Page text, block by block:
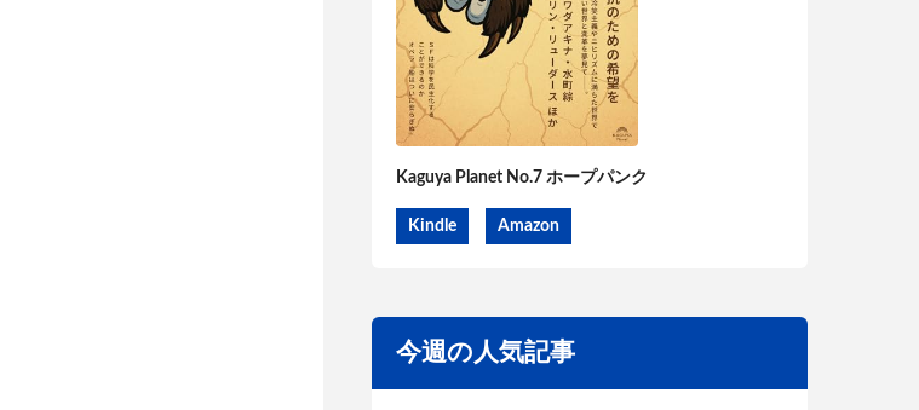
Kaguya Planet No.7 ホープパンク
Kindle Amazon
今週の人気記事